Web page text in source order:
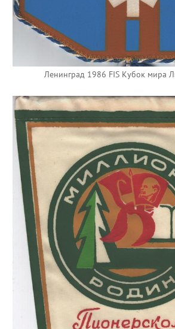
Ленинград 1986 FIS Кубок мира